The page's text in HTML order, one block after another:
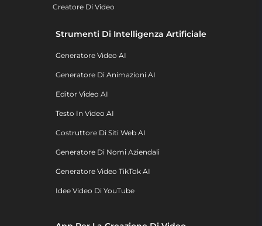
Creatore Di Video
Strumenti Di Intelligenza Artificiale
Generatore Video AI
Generatore Di Animazioni AI
Editor Video AI
Testo In Video AI
Costruttore Di Siti Web AI
Generatore Di Nomi Aziendali
Generatore Video TikTok AI
Idee Video Di YouTube